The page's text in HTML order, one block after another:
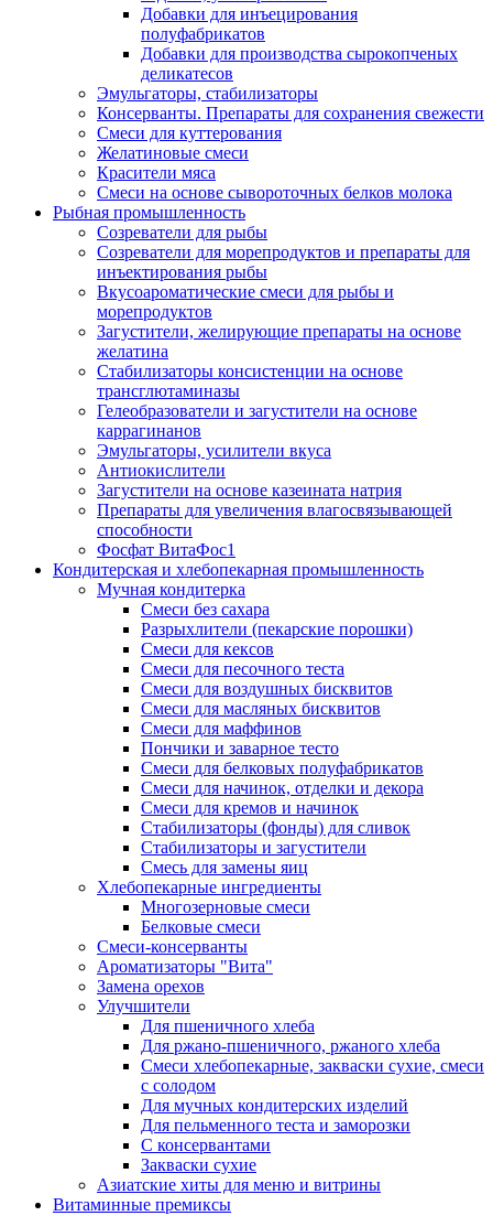
Добавки для инъецирования
полуфабрикатов
Добавки для производства сырокопченых
деликатесов
Эмульгаторы, стабилизаторы
Консерванты. Препараты для сохранения свежести
Смеси для куттерования
Желатиновые смеси
Красители мяса
Смеси на основе сывороточных белков молока
Рыбная промышленность
Созреватели для рыбы
Созреватели для морепродуктов и препараты для
инъектирования рыбы
Вкусоароматические смеси для рыбы и
морепродуктов
Загустители, желирующие препараты на основе
желатина
Стабилизаторы консистенции на основе
трансглютаминазы
Гелеобразователи и загустители на основе
каррагинанов
Эмульгаторы, усилители вкуса
Антиокислители
Загустители на основе казеината натрия
Препараты для увеличения влагосвязывающей
способности
Фосфат ВитаФос1
Кондитерская и хлебопекарная промышленность
Мучная кондитерка
Смеси без сахара
Разрыхлители (пекарские порошки)
Смеси для кексов
Смеси для песочного теста
Смеси для воздушных бисквитов
Смеси для масляных бисквитов
Смеси для маффинов
Пончики и заварное тесто
Cмеси для белковых полуфабрикатов
Смеси для начинок, отделки и декора
Смеси для кремов и начинок
Стабилизаторы (фонды) для сливок
Стабилизаторы и загустители
Смесь для замены яиц
Хлебопекарные ингредиенты
Многозерновые смеси
Белковые смеси
Смеси-консерванты
Ароматизаторы "Вита"
Замена орехов
Улучшители
Для пшеничного хлеба
Для ржано-пшеничного, ржаного хлеба
Смеси хлебопекарные, закваски сухие, смеси
с солодом
Для мучных кондитерских изделий
Для пельменного теста и заморозки
С консервантами
Закваски сухие
Азиатские хиты для меню и витрины
Витаминные премиксы